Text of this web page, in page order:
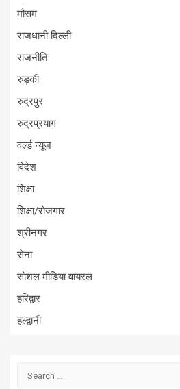
मौसम
राजधानी दिल्ली
राजनीति
रुड़की
रुद्रपुर
रुद्रप्रयाग
वर्ल्ड न्यूज़
विदेश
शिक्षा
शिक्षा/रोजगार
श्रीनगर
सेना
सोशल मीडिया वायरल
हरिद्वार
हल्द्वानी
Search